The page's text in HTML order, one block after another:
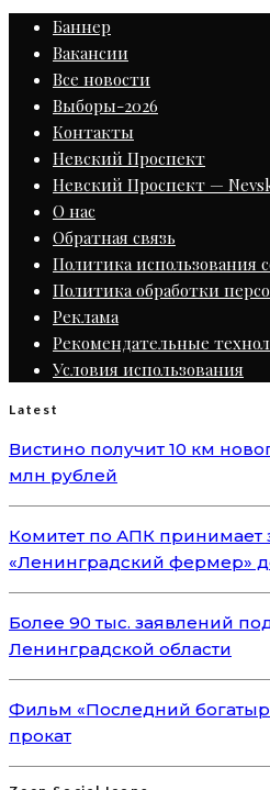
Баннер
Вакансии
Все новости
Выборы-2026
Контакты
Невский Проспект
Невский Проспект —
О нас
Обратная связь
Политика использования
Политика обработки
Реклама
Рекомендательные
Условия использования
Latest
Вистино получит 10 км
млн рублей
Комитет по АПК принимает
«Ленинградский фермер»
Более 90 тыс. заявлений
Ленинградской области
Фильм «Последний
прокат